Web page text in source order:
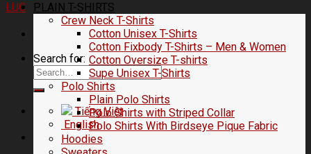
Search for:
Tiếng Việt
English
PLAIN T-SHIRTS
Crew Neck T-Shirts
Cotton Unisex T-Shirts
Cotton Fixbody T-Shirts – Men & Women
Cotton Oversize T-shirts
Supe Unisex T-Shirts
Polo Shirts
Plain Polo Shirts
Polo Shirts with Striped Collar
Polo Shirts With Birdseye Pique Fabric
Hoodies